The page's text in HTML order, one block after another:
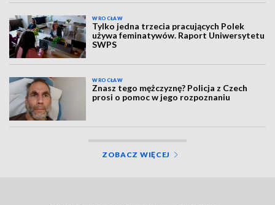
WROCŁAW
Tylko jedna trzecia pracujących Polek
używa feminatywów. Raport Uniwersytetu
SWPS
WROCŁAW
Znasz tego mężczyznę? Policja z Czech
prosi o pomoc w jego rozpoznaniu
ZOBACZ WIĘCEJ